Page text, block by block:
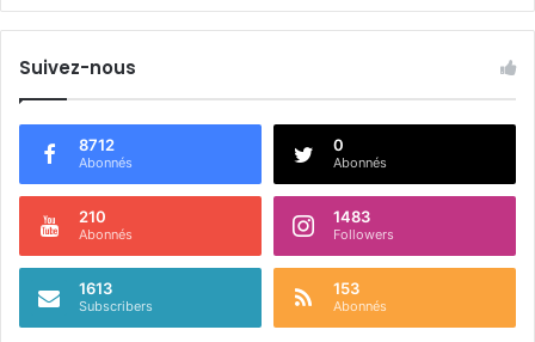
Suivez-nous
8712
Abonnés
0
Abonnés
210
Abonnés
1483
Followers
1613
Subscribers
153
Abonnés